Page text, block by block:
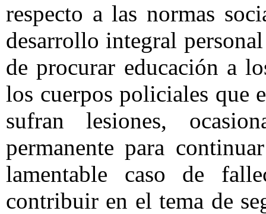
respecto a las normas
desarrollo integral
de procurar educación a
los cuerpos policiales que
sufran lesiones,
permanente para
lamentable caso de
contribuir en el tema de